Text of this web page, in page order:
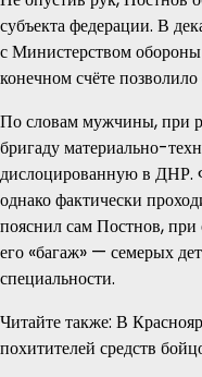
субъекта федерации. В
с Министерством
конечном счёте
По словам мужчины, при
бригаду материально-
дислоцированную в ДНР.
однако фактически
пояснил сам Постнов,
его «багаж» — семерых
специальности.
Читайте также: В
похитителей средств